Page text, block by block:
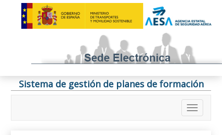
Sistema de gestión de planes de formación